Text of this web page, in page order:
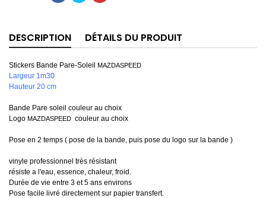
DESCRIPTION DÉTAILS DU PRODUIT
Stickers Bande Pare-Soleil MAZDASPEED
Largeur 1m30
Hauteur 20 cm
Bande Pare soleil couleur au choix
Logo MAZDASPEED couleur au choix
Pose en 2 temps ( pose de la bande, puis pose du logo sur la bande )
vinyle professionnel très résistant
résiste a l'eau, essence, chaleur, froid.
Durée de vie entre 3 et 5 ans environs
Pose facile livré directement sur papier transfert.